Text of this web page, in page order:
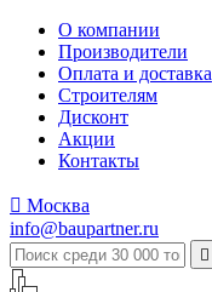
О компании
Производители
Оплата и доставка
Строителям
Дисконт
Акции
Контакты
 Москва
info@baupartner.ru
